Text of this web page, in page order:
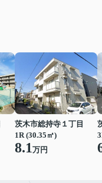
茨木市総持寺１丁目
1R (30.35㎡)
8.1万円